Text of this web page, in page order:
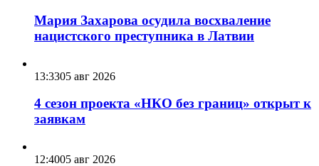
Мария Захарова осудила восхваление
нацистского преступника в Латвии
13:3305 авг 2026
4 сезон проекта «НКО без границ» открыт к
заявкам
12:4005 авг 2026